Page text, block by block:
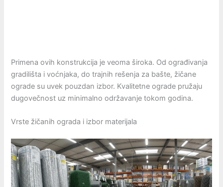
Primena ovih konstrukcija je veoma široka. Od ograđivanja
gradilišta i voćnjaka, do trajnih rešenja za bašte, žičane
ograde su uvek pouzdan izbor. Kvalitetne ograde pružaju
dugovečnost uz minimalno održavanje tokom godina.
Vrste žičanih ograda i izbor materijala